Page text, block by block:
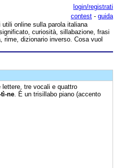
login/registrati
contest - guida
utili online sulla parola italiana
curiosità, sillabazione, frasi
rime, dizionario inverso. Cosa vuol
lettere, tre vocali e quattro
ne . È un trisillabo piano (accento